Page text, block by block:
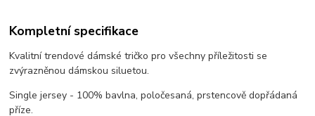
Kompletní specifikace
Kvalitní trendové dámské tričko pro všechny příležitosti se
zvýrazněnou dámskou siluetou.
Single jersey - 100% bavlna, poločesaná, prstencově dopřádaná
příze.